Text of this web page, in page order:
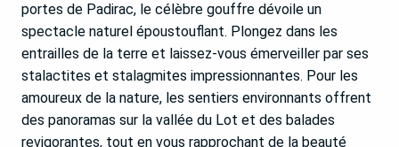
portes de Padirac, le célèbre gouffre dévoile un
spectacle naturel époustouflant. Plongez dans les
entrailles de la terre et laissez-vous émerveiller par ses
stalactites et stalagmites impressionnantes. Pour les
amoureux de la nature, les sentiers environnants offrent
des panoramas sur la vallée du Lot et des balades
revigorantes, tout en vous rapprochant de la beauté